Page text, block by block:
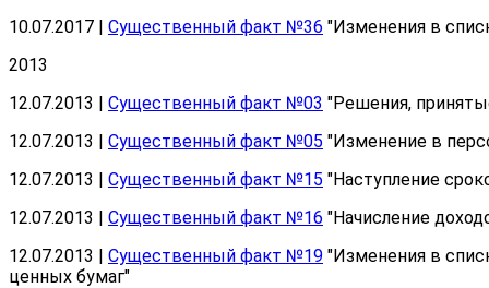
10.07.2017 | Существенный факт №36 "Изменения в
2013
12.07.2013 | Существенный факт №03 "Решения,
12.07.2013 | Существенный факт №05 "Изменение в
12.07.2013 | Существенный факт №15 "Наступление
12.07.2013 | Существенный факт №16 "Начисление
12.07.2013 | Существенный факт №19 "Изменения в
ценных бумаг"